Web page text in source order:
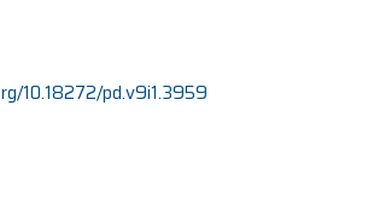
10.18272/pd.v9i1.3959